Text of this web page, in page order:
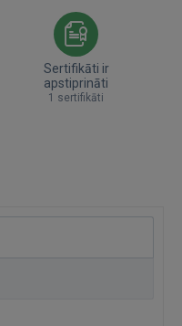
Sertifikāti ir
apstiprināti
1 sertifikāti